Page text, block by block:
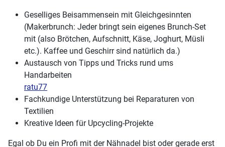
Geselliges Beisammensein mit Gleichgesinnten
(Makerbrunch: Jeder bringt sein eigenes Brunch-Set
mit (also Brötchen, Aufschnitt, Käse, Joghurt, Müsli
etc.). Kaffee und Geschirr sind natürlich da.)
Austausch von Tipps und Tricks rund ums
Handarbeiten
ratu77
Fachkundige Unterstützung bei Reparaturen von
Textilien
Kreative Ideen für Upcycling-Projekte
Egal ob Du ein Profi mit der Nähnadel bist oder gerade erst